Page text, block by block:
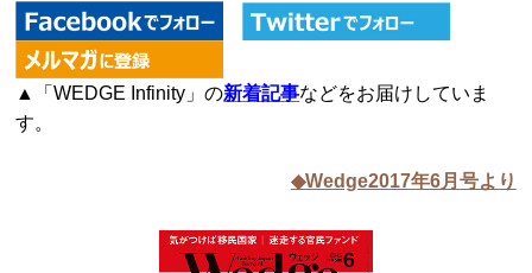
▲「WEDGE Infinity」の新着記事などをお届けしていま
す。
◆Wedge2017年6月号より